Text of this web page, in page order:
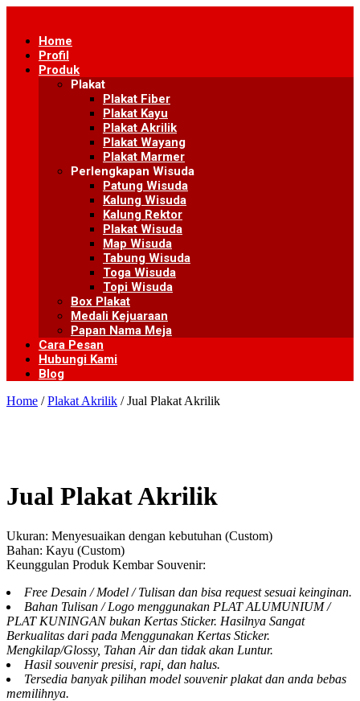
contentHome
Profil
Produk
Plakat
Plakat Fiber
Plakat Kayu
Plakat Akrilik
Plakat Wayang
Plakat Marmer
Perlengkapan Wisuda
Patung Wisuda
Kalung Wisuda
Kalung Rektor
Plakat Wisuda
Map Wisuda
Tabung Wisuda
Toga Wisuda
Topi Wisuda
Box Plakat
Medali Kejuaraan
Papan Nama Meja
Cara Pesan
Hubungi Kami
Blog
Home /Plakat Akrilik / Jual Plakat Akrilik
Jual Plakat Akrilik
Ukuran: Menyesuaikan dengan kebutuhan (Custom)
Bahan: Kayu (Custom)
Keunggulan Produk Kembar Souvenir:
Free Desain / Model / Tulisan dan bisa request sesuai keinginan.
Bahan Tulisan / Logo menggunakan PLAT ALUMUNIUM /
PLAT KUNINGAN bukan Kertas Sticker. Hasilnya Sangat
Berkualitas dari pada Menggunakan Kertas Sticker.
Mengkilap/Glossy, Tahan Air dan tidak akan Luntur.
Hasil souvenir presisi, rapi, dan halus.
Tersedia banyak pilihan model souvenir plakat dan anda bebas
memilihnya.